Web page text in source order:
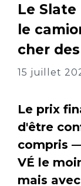
Le Slate
le
cher
15 juillet
Le prix
d'être
compris
VÉ le
mais